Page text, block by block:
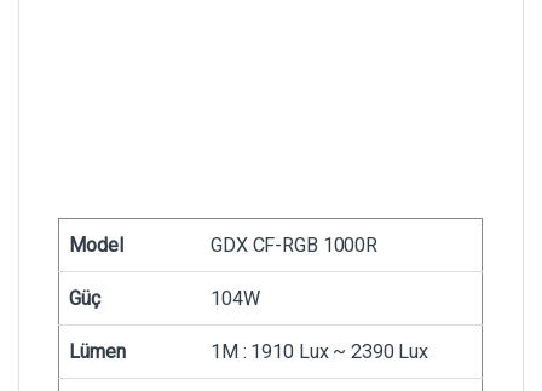
Model GDX CF-RGB 1000R
Güç 104W
Lümen 1M : 1910 Lux ~ 2390 Lux